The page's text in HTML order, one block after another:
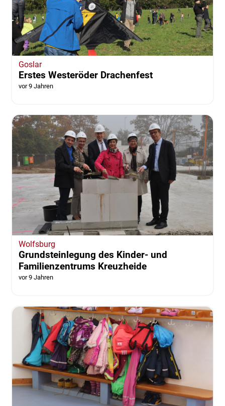
Goslar
Erstes Westeröder Drachenfest
vor 9 Jahren
Wolfsburg
Grundsteinlegung des Kinder- und
Familienzentrums Kreuzheide
vor 9 Jahren